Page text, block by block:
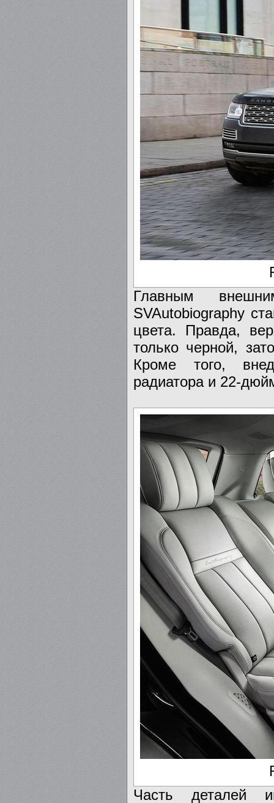
Главным
SVAutobiography
цвета. Правда,
только черной,
Кроме того,
радиатора и 22-
Часть деталей